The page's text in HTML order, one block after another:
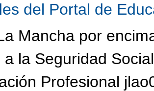
del Portal de
Mancha por
a la Seguridad
Profesional